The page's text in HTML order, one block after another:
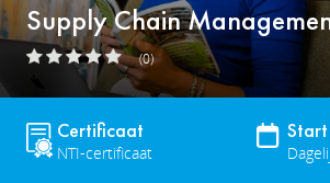
Supply Chain
(0)
Certificaat
NTI-certificaat
Start